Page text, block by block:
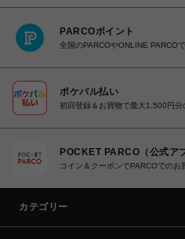
PARCOポイント
全国のPARCOやONLINE PARCO
ポケパル払い
初回登録＆お買物で最大1,500円分
POCKET PARCO（公式ア
コイン＆クーポンでPARCOでのお
カテゴリー